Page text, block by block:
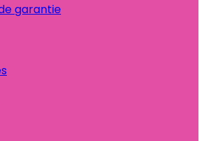
garantie